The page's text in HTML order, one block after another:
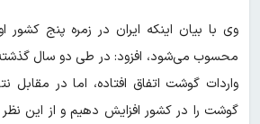
وی با بیان اینکه ایران در زمره پنج
واردات گوشت اتفاق افتاده، اما در مقابل
گوشت را در کشور افزایش دهیم و از این نظر